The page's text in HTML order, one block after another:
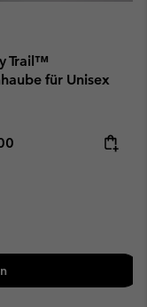
Trail™
für Unisex
price: